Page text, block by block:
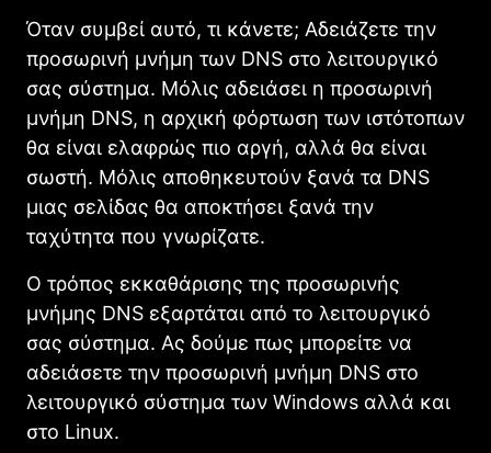
Όταν συμβεί αυτό, τι κάνετε; Αδειάζετε την
προσωρινή μνήμη των DNS στο λειτουργικό
σας σύστημα. Μόλις αδειάσει η προσωρινή
μνήμη DNS, η αρχική φόρτωση των ιστότοπων
θα είναι ελαφρώς πιο αργή, αλλά θα είναι
σωστή. Μόλις αποθηκευτούν ξανά τα DNS
μιας σελίδας θα αποκτήσει ξανά την
ταχύτητα που γνωρίζατε.
Ο τρόπος εκκαθάρισης της προσωρινής
μνήμης DNS εξαρτάται από το λειτουργικό
σας σύστημα. Ας δούμε πως μπορείτε να
αδειάσετε την προσωρινή μνήμη DNS στο
λειτουργικό σύστημα των Windows αλλά και
στο Linux.